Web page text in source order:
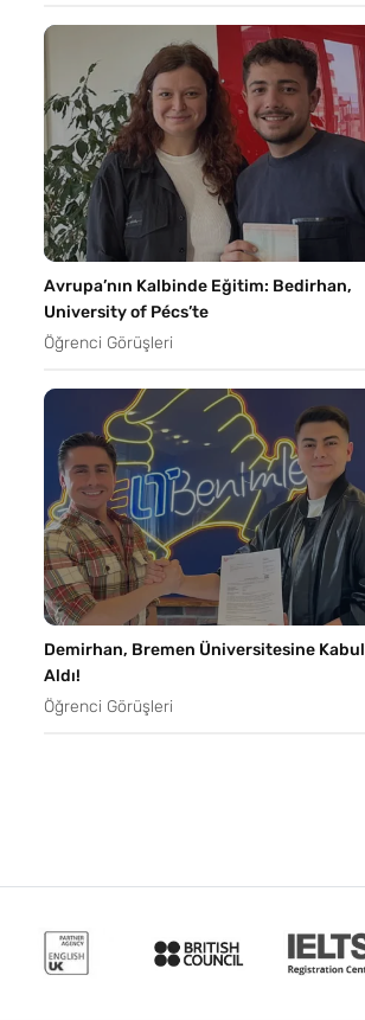
Avrupa’nın Kalbinde Eğitim: Bedirhan,
University of Pécs’te
Öğrenci Görüşleri
Demirhan, Bremen Üniversitesine Kabul
Aldı!
Öğrenci Görüşleri